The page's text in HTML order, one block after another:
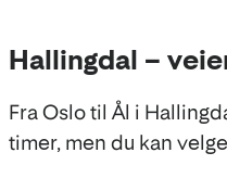
Hallingdal –
Fra Oslo til Ål i
timer, men du kan